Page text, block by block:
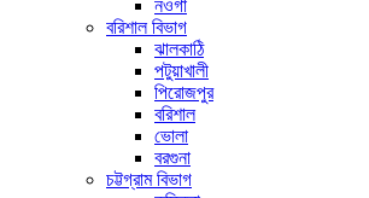
নওগাঁ
বরিশাল বিভাগ
ঝালকাঠি
পটুয়াখালী
পিরোজপুর
বরিশাল
ভোলা
বরগুনা
চট্টগ্রাম বিভাগ